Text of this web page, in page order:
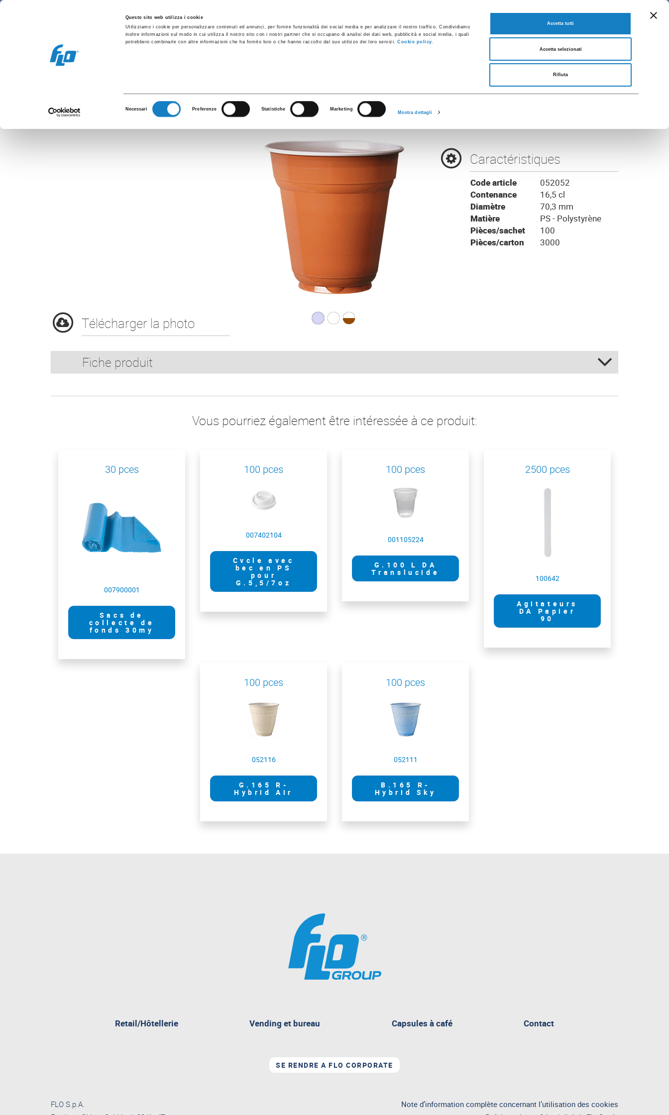
Questo sito web utilizza i cookie
Utilizziamo i cookie per personalizzare contenuti ed annunci, per fornire funzionalità dei social media e per analizzare il nostro traffico. Condividiamo
inoltre informazioni sul modo in cui utilizza il nostro sito con i nostri partner che si occupano di analisi dei dati web, pubblicità e social media, i quali
potrebbero combinarle con altre informazioni che ha fornito loro o che hanno raccolto dal suo utilizzo dei loro servizi.Cookie policy.
consenso
Necessari Preferenze Statistiche Marketing
Mostra dettagli
Accetta tutti
Accetta selezionati
Rifiuta
Retail/Hôtellerie Vending et bureau FR
G.165 LEX Blanc/Noisette
Caractéristiques
Code article
052052
Contenance
16,5 cl
Diamètre
70,3 mm
Matière
PS - Polystyrène
Pièces/sachet
100
Pièces/carton
3000
Télécharger la photo G.165 LEX Translucide - Translucide
G.165 LEX Blanc - Blanc
Fiche produit
Vous pourriez également être intéressée à ce produit:
30 pces
007900001
Sacs de
collecte de
fonds 30my
100 pces
007402104
Cvcle avec
bec en PS
pour
G.5,5/7oz
100 pces
001105224
G.100 L DA
Translucide
2500 pces
100642
Agitateurs
DA Papier
90
100 pces
052116
G.165 R-
Hybrid Air
100 pces
052111
B.165 R-
Hybrid Sky
Retail/Hôtellerie Vending et bureau Capsules à café Contact
SE RENDRE A FLO CORPORATE
FLO S.p.A.
Note d’information complète concernant l’utilisation des cookies